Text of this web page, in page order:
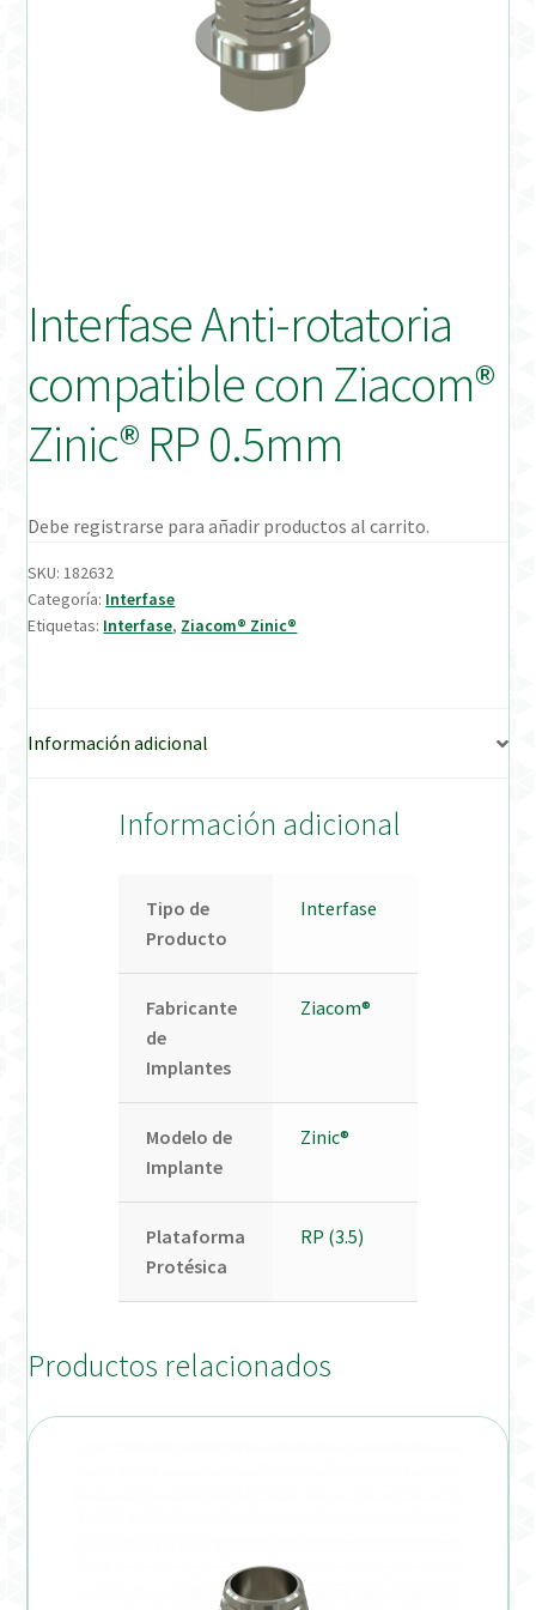
Mi cuenta
On-line Store
Productos Favoritos
Uso previsto
Verification Required
Interfase Anti-rotatoria
compatible con Ziacom®
Zinic® RP 0.5mm
Debe registrarse para añadir productos al carrito.
SKU:182632
Categoría: Interfase
Etiquetas: Interfase, Ziacom® Zinic®
Información adicional
Información adicional
Tipo de
Producto
Interfase
Fabricante
de
Implantes
Ziacom®
Modelo de
Implante
Zinic®
Plataforma
Protésica
RP (3.5)
Productos relacionados